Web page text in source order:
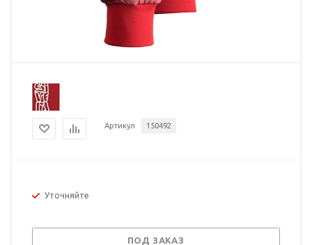
Артикул 150492
Уточняйте
ПОД ЗАКАЗ